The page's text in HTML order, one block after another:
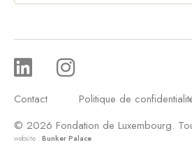
Contact Politique de
© 2026 Fondation de Luxembourg.
website : Bunker Palace